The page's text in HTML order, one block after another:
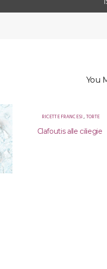
You
RICETTE FRANCESI,TORTE
Clafoutis alle ciliegie